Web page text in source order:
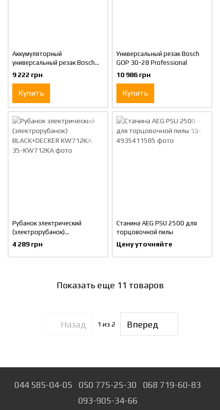
Аккумуляторный
универсальный резак Bosch
GOP 12V-28 Professional, без
9 222 грн
Купить
Универсальный резак Bosch
GOP 30-28 Professional
10 986 грн
Купить
Рубанок электрический
(электрорубанок)
BLACK+DECKER KW712KA
4 289 грн
Станина AEG PSU 2500 для
торцовочной пилы
Цену уточняйте
Показать еще 11 товаров
Назад 1 из 2 Вперед
044 585-04-05 050 775-25-30
068 719-60-83
093-905-34-66